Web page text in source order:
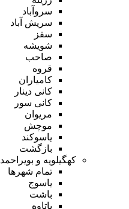
سروآباد
سریش آباد
سقز
شویشه
صاحب
قروه
کامیاران
کانی دینار
کانی سور
مریوان
موچش
یاسوکند
بازگشت
کهگیلویه و بویراحمد
تمام شهر‌ها
یاسوج
باشت
پاتاوه